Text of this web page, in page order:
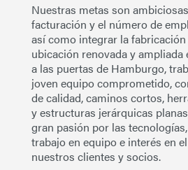
Nuestras metas son ambiciosas
facturación y el número de
así como integrar la
ubicación renovada y ampliada
a las puertas de Hamburgo,
joven equipo comprometido,
de calidad, caminos cortos,
y estructuras jerárquicas
gran pasión por las
trabajo en equipo e interés en
nuestros clientes y socios.